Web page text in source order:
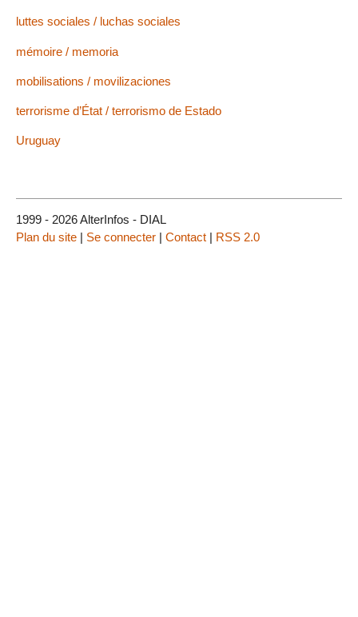
luttes sociales / luchas sociales
mémoire / memoria
mobilisations / movilizaciones
terrorisme d’État / terrorismo de Estado
Uruguay
1999 - 2026 AlterInfos - DIAL
Plan du site | Se connecter | Contact | RSS 2.0